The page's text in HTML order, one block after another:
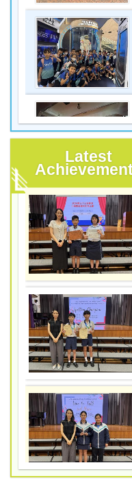
13/04/2026
守法月
18/03/2026
詩歌創作比賽及卓越小
12/03/2026
P.2學業成績優異獎
10/03/2026
卓越小讀者獎_P1-P3
05/03/2026
P3上學期 學業成績優
04/03/2026
勤勞月
04/03/2026
主題月頒獎_運動﹑仁
03/03/2026
圖書分享最佳表現獎
03/03/2026
科然閣命名大賽頒獎
02/03/2026
數學比賽頒獎
25/02/2026
全方組頒獎
Latest